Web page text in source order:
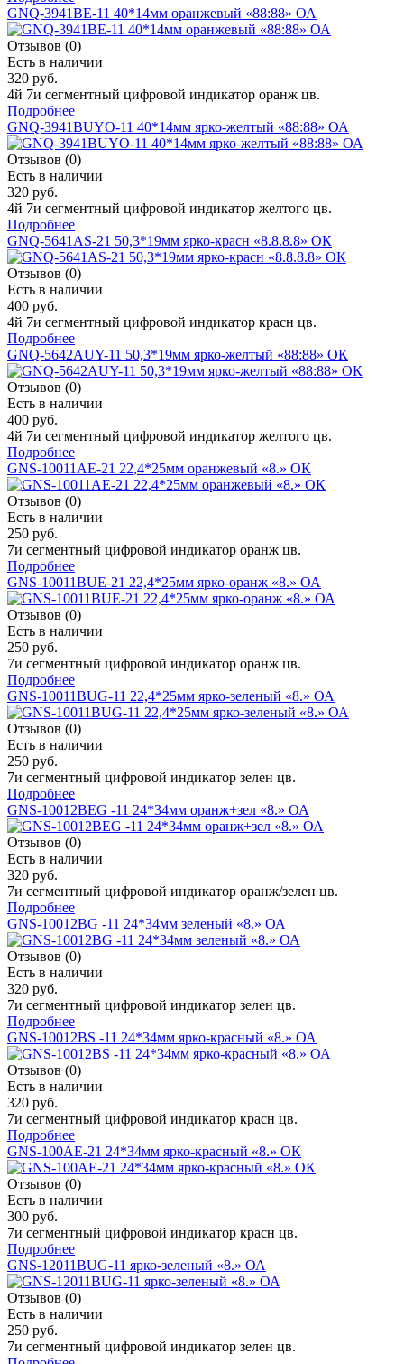
GNQ-3941BE-11 40*14мм оранжевый «88:88» ОА
Отзывов (0)
Есть в наличии
320 руб.
4й 7и сегментный цифровой индикатор оранж цв.
Подробнее
GNQ-3941BUYO-11 40*14мм ярко-желтый «88:88» ОА
Отзывов (0)
Есть в наличии
320 руб.
4й 7и сегментный цифровой индикатор желтого цв.
Подробнее
GNQ-5641AS-21 50,3*19мм ярко-красн «8.8.8.8» ОК
Отзывов (0)
Есть в наличии
400 руб.
4й 7и сегментный цифровой индикатор красн цв.
Подробнее
GNQ-5642AUY-11 50,3*19мм ярко-желтый «88:88» ОК
Отзывов (0)
Есть в наличии
400 руб.
4й 7и сегментный цифровой индикатор желтого цв.
Подробнее
GNS-10011AE-21 22,4*25мм оранжевый «8.» ОК
Отзывов (0)
Есть в наличии
250 руб.
7и сегментный цифровой индикатор оранж цв.
Подробнее
GNS-10011BUE-21 22,4*25мм ярко-оранж «8.» ОА
Отзывов (0)
Есть в наличии
250 руб.
7и сегментный цифровой индикатор оранж цв.
Подробнее
GNS-10011BUG-11 22,4*25мм ярко-зеленый «8.» ОА
Отзывов (0)
Есть в наличии
250 руб.
7и сегментный цифровой индикатор зелен цв.
Подробнее
GNS-10012BEG -11 24*34мм оранж+зел «8.» ОА
Отзывов (0)
Есть в наличии
320 руб.
7и сегментный цифровой индикатор оранж/зелен цв.
Подробнее
GNS-10012BG -11 24*34мм зеленый «8.» ОА
Отзывов (0)
Есть в наличии
320 руб.
7и сегментный цифровой индикатор зелен цв.
Подробнее
GNS-10012BS -11 24*34мм ярко-красный «8.» ОА
Отзывов (0)
Есть в наличии
320 руб.
7и сегментный цифровой индикатор красн цв.
Подробнее
GNS-100AE-21 24*34мм ярко-красный «8.» ОК
Отзывов (0)
Есть в наличии
300 руб.
7и сегментный цифровой индикатор красн цв.
Подробнее
GNS-12011BUG-11 ярко-зеленый «8.» ОА
Отзывов (0)
Есть в наличии
250 руб.
7и сегментный цифровой индикатор зелен цв.